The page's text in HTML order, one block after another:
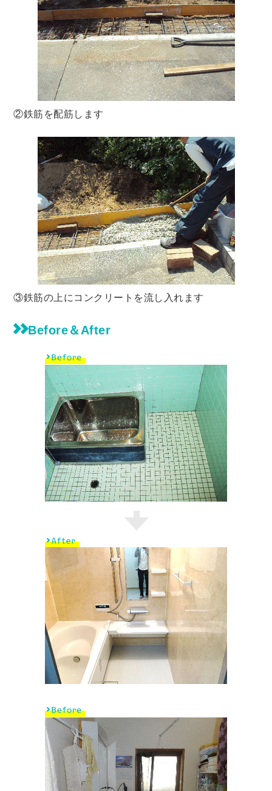
②鉄筋を配筋します
③鉄筋の上にコンクリートを流し入れます
Before＆After